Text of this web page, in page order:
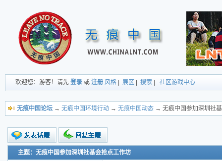
欢迎您：游客！请先 登录 或 注册 风格 展区 搜索 社区游戏中心
无痕中国论坛 → 无痕中国环境行动 → 无痕中国动态 → 无痕中国参加深圳社
新的主题
主题：无痕中国参加深圳社基会拾点工作坊